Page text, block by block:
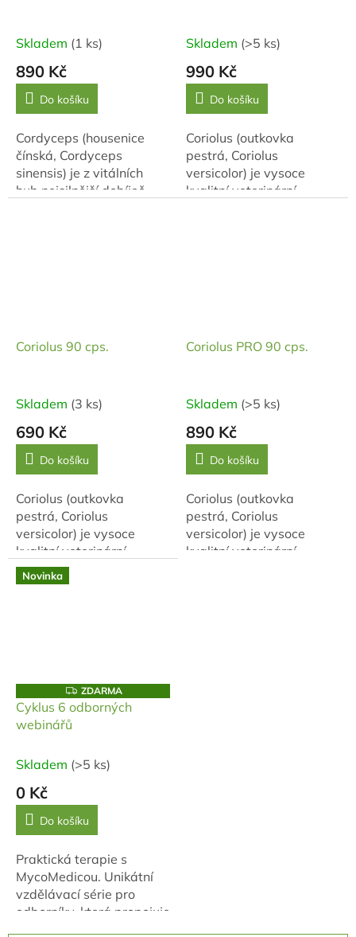
Skladem (1 ks)
890 Kč
Do košíku
Cordyceps (housenice
čínská, Cordyceps
sinensis) je z vitálních
hub nejsilnější dobíječ
Skladem (>5 ks)
990 Kč
Do košíku
Coriolus (outkovka
pestrá, Coriolus
versicolor) je vysoce
kvalitní veterinární
Coriolus 90 cps.
Skladem (3 ks)
690 Kč
Do košíku
Coriolus (outkovka
pestrá, Coriolus
versicolor) je vysoce
kvalitní veterinární
přípravek, kterého si staří
Číňané cenili pro
Coriolus PRO 90 cps.
Skladem (>5 ks)
890 Kč
Do košíku
Coriolus (outkovka
pestrá, Coriolus
versicolor) je vysoce
kvalitní veterinární
Novinka
Z
D
A
ZDARMA
Cyklus 6 odborných
webinářů
Skladem (>5 ks)
0 Kč
Do košíku
Praktická terapie s
MycoMedicou. Unikátní
vzdělávací série pro
odborníky, která propojuje